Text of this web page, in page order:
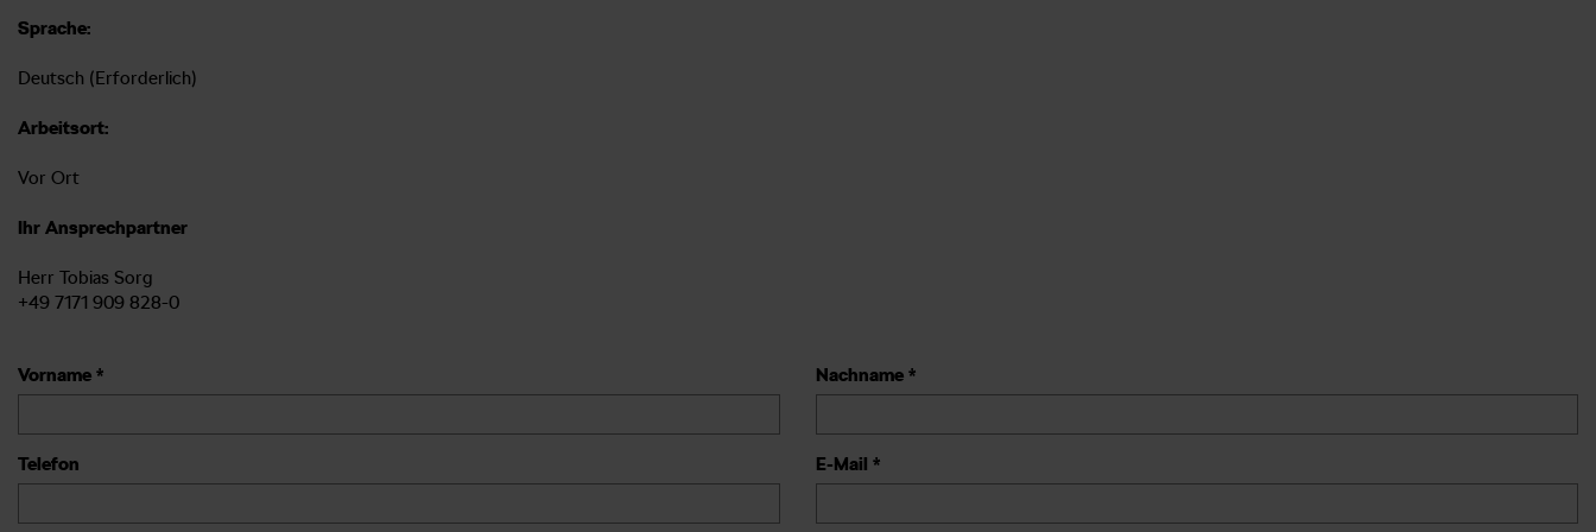
Sprache:
Deutsch (Erforderlich)
Arbeitsort:
Vor Ort
Ihr Ansprechpartner
Herr Tobias Sorg
+49 7171 909 828-0
Vorname * Nachname *
Telefon E-Mail *